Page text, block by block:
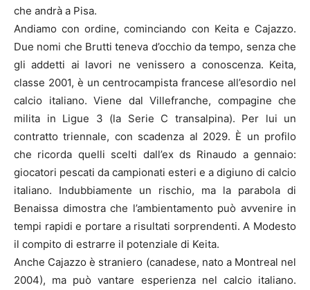
che andrà a Pisa.
Andiamo con ordine, cominciando con Keita e Cajazzo.
Due nomi che Brutti teneva d’occhio da tempo, senza che
gli addetti ai lavori ne venissero a conoscenza. Keita,
classe 2001, è un centrocampista francese all’esordio nel
calcio italiano. Viene dal Villefranche, compagine che
milita in Ligue 3 (la Serie C transalpina). Per lui un
contratto triennale, con scadenza al 2029. È un profilo
che ricorda quelli scelti dall’ex ds Rinaudo a gennaio:
giocatori pescati da campionati esteri e a digiuno di calcio
italiano. Indubbiamente un rischio, ma la parabola di
Benaissa dimostra che l’ambientamento può avvenire in
tempi rapidi e portare a risultati sorprendenti. A Modesto
il compito di estrarre il potenziale di Keita.
Anche Cajazzo è straniero (canadese, nato a Montreal nel
2004), ma può vantare esperienza nel calcio italiano.